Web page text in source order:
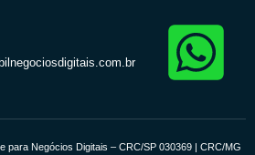
para Negócios Digitais – CRC/SP 030369 | CRC/MG